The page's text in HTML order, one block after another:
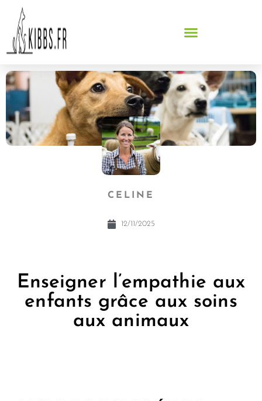
CELINE
12/11/2025
Enseigner l’empathie aux
enfants grâce aux soins
aux animaux